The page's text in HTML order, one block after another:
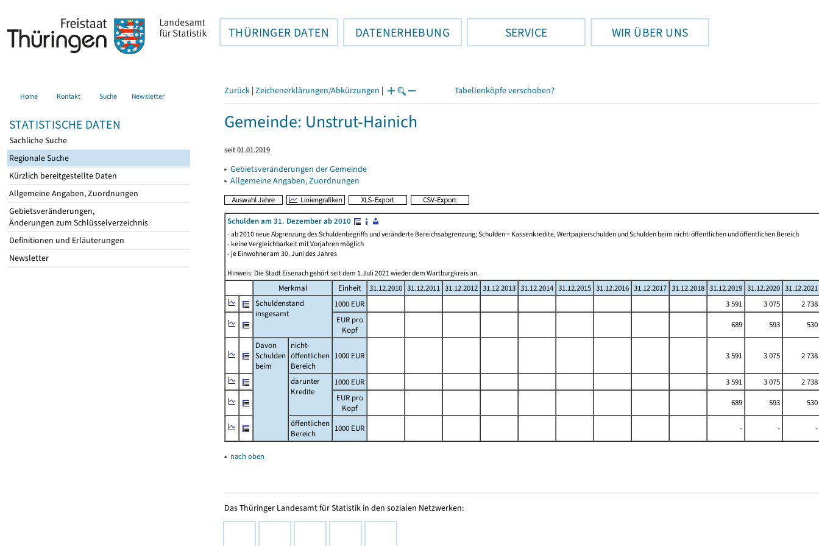
THÜRINGER DATEN DATENERHEBUNG SERVICE WIR ÜBER UNS
Home Kontakt Suche Newsletter
STATISTISCHE DATEN
Sachliche Suche
Regionale Suche
Kürzlich bereitgestellte Daten
Allgemeine Angaben, Zuordnungen
Gebietsveränderungen,
Änderungen zum Schlüsselverzeichnis
Definitionen und Erläuterungen
Newsletter
Zurück | Zeichenerklärungen/Abkürzungen | Tabellenköpfe verschoben?
Gemeinde: Unstrut-Hainich
seit 01.01.2019
▸ Gebietsveränderungen der Gemeinde
▸ Allgemeine Angaben, Zuordnungen
Schulden am 31. Dezember ab 2010
- ab 2010 neue Abgrenzung des Schuldenbegriffs und veränderte Bereichsabgrenzung; Schulden = Kassenkredite, Wertpapierschulden und Schulden beim nicht-öffentlichen und öffentlichen Bereich
- keine Vergleichbarkeit mit Vorjahren möglich
- je Einwohner am 30. Juni des Jahres
Hinweis: Die Stadt Eisenach gehört seit dem 1.Juli 2021 wieder dem Wartburgkreis an.
Merkmal Einheit 31.12.2010 31.12.2011 31.12.2012 31.12.2013 31.12.2014 31.12.2015 31.12.2016 31.12.2017 31.12.2018 31.12.2019 31.12.2020 31.12.2021
Schuldenstand
insgesamt
1000 EUR 3 591 3 075
2 738
EUR pro
Kopf
689 593
530
Davon
Schulden
beim
nicht-
öffentlichen
Bereich
1000 EUR 3 591 3 075 2 738
darunter
Kredite
1000 EUR 3 591 3 075
2 738
EUR pro
Kopf
689 593
530
öffentlichen
Bereich
1000 EUR - - -
▴ nach oben
Das Thüringer Landesamt für Statistik in den sozialen Netzwerken: